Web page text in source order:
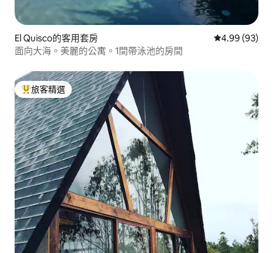
El Quisco的客用套房 從 93 則評價
4.99 (93)
面向大海。美麗的公寓。1間帶泳池的房間
旅客精選榜首
旅客精選